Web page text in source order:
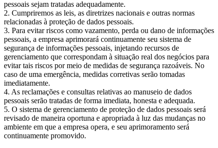
pessoais sejam tratadas adequadamente.
2. Cumpriremos as leis, as diretrizes nacionais e outras normas
relacionadas à proteção de dados pessoais.
3. Para evitar riscos como vazamento, perda ou dano de informações
pessoais, a empresa aprimorará continuamente seu sistema de
segurança de informações pessoais, injetando recursos de
gerenciamento que correspondam à situação real dos negócios para
evitar tais riscos por meio de medidas de segurança razoáveis. No
caso de uma emergência, medidas corretivas serão tomadas
imediatamente.
4. As reclamações e consultas relativas ao manuseio de dados
pessoais serão tratadas de forma imediata, honesta e adequada.
5. O sistema de gerenciamento de proteção de dados pessoais será
revisado de maneira oportuna e apropriada à luz das mudanças no
ambiente em que a empresa opera, e seu aprimoramento será
continuamente promovido.